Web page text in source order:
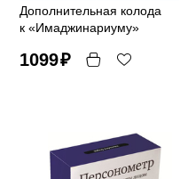
Дополнительная колода
к «Имаджинариуму»
1099₽